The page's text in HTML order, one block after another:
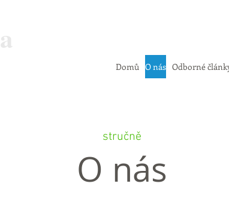
Domů O nás Odborné
stručně
O nás